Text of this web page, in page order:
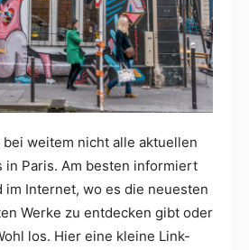
weitem nicht alle aktuellen
Paris. Am besten informiert
im Internet, wo es die neuesten
Werke zu entdecken gibt oder
los. Hier eine kleine Link-